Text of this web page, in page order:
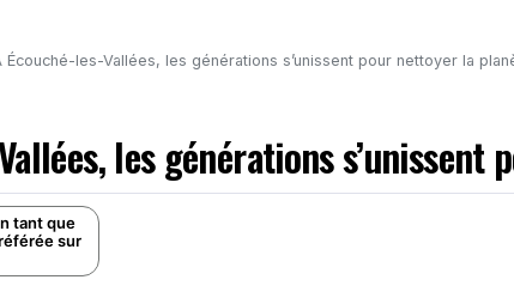
Écouché-les-Vallées, les générations s’unissent pour nettoyer la
les générations
tant que
sur